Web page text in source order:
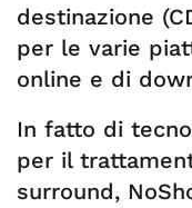
destinazione
per le varie
online e di
In fatto di
per il
surround,